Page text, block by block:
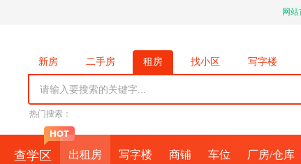
网
新房 二手房 租房 找小区 写字楼
商铺 车位 厂房/仓库
中介公司
热门搜索：
查学区 出租房 写字楼 商铺 车位 厂房/仓库